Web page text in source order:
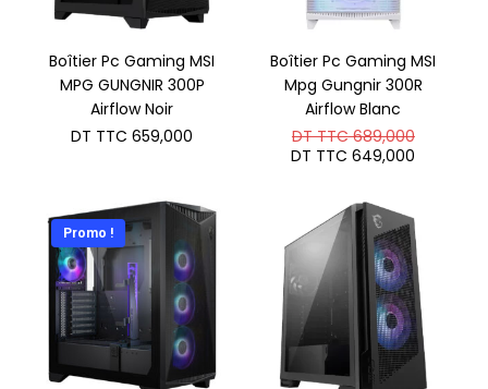
Boîtier Pc Gaming MSI
MPG GUNGNIR 300P
Airflow Noir
DT TTC 659,000
Boîtier Pc Gaming MSI
Mpg Gungnir 300R
Airflow Blanc
DT TTC689,000Le
prix
TTC
DT TTC 649,000
DT
TTC
Promo !